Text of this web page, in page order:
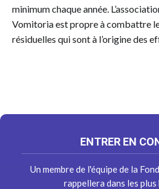
minimum chaque année.
Vomitoria est propre à combattre
résiduelles qui sont à l’origine des
ENTRER EN
Un membre de l'équipe de la
rappellera dans les